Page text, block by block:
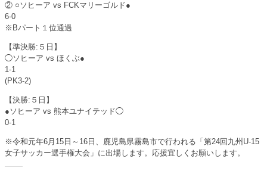
② ○ソヒーア vs FCKマリーゴルド●
6-0
※Bパート１位通過
【準決勝:５日】
◯ソヒーア vs ほくぶ●
1-1
(PK3-2)
【決勝:５日】
●ソヒーア vs 熊本ユナイテッド◯
0-1
※令和元年6月15日～16日、鹿児島県霧島市で行われる「第24回九州U-15
女子サッカー選手権大会」に出場します。応援宜しくお願いします。